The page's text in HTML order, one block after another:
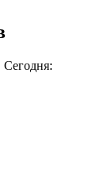
Сегодня: